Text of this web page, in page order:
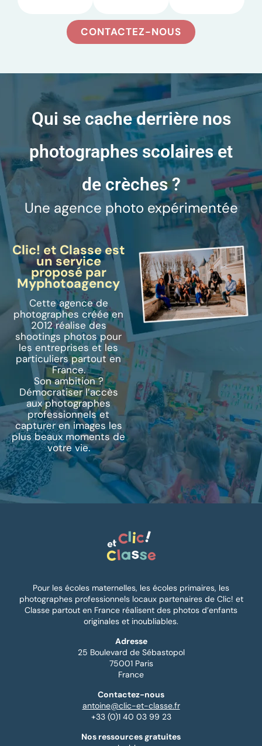
CONTACTEZ-NOUS
Qui se cache derrière nos
photographes scolaires et
de crèches ?
Une agence photo expérimentée
Clic! et Classe est
un service
proposé par
Myphotoagency
Cette agence de
photographes créée en
2012 réalise des
shootings photos pour
les entreprises et les
particuliers partout en
France.
Son ambition ?
Démocratiser l’accès
aux photographes
professionnels et
capturer en images les
plus beaux moments de
votre vie.
Pour les écoles maternelles, les écoles primaires, les
photographes professionnels locaux partenaires de Clic! et
Classe partout en France réalisent des photos d’enfants
originales et inoubliables.
Adresse
25 Boulevard de Sébastopol
75001 Paris
France
Contactez-nous
antoine@clic-et-classe.fr
+33 (0)1 40 03 99 23
Nos ressources gratuites